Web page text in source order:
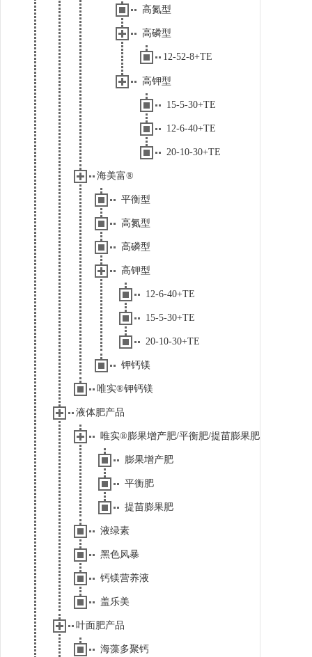
高氮型
高磷型
12-52-8+TE
高钾型
15-5-30+TE
12-6-40+TE
20-10-30+TE
海美富®
平衡型
高氮型
高磷型
高钾型
12-6-40+TE
15-5-30+TE
20-10-30+TE
钾钙镁
唯实®钾钙镁
液体肥产品
唯实®膨果增产肥/平衡肥/提苗膨果肥
膨果增产肥
平衡肥
提苗膨果肥
液绿素
黑色风暴
钙镁营养液
盖乐美
叶面肥产品
海藻多聚钙